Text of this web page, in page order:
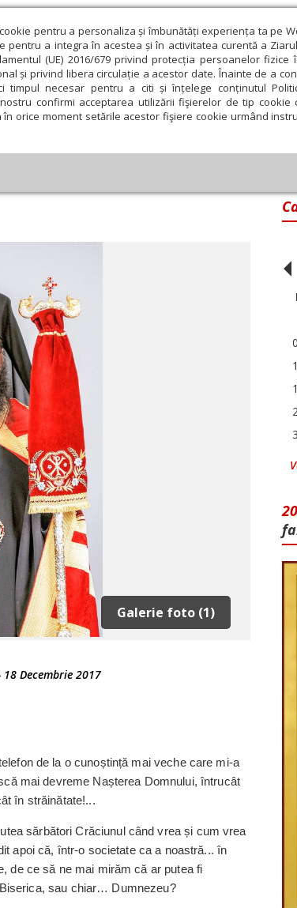
pentru a personaliza și îmbunătăți experiența ta pe
pentru a integra în acestea și în activitatea curentă a
(UE) 2016/679 privind protecția persoanelor fizice
și privind libera circulație a acestor date. Înainte de a
timpul necesar pentru a citi și înțelege conținutul
confirmi acceptarea utilizării fişierelor de tip cookie
orice moment setările acestor fişiere cookie urmând
Comunicate de presă Documentar
Educaţie și Cultură Societate
Galerie foto (1)
18 Decembrie 2017
de la o cunoștință mai veche care mi-a
mai devreme Nașterea Domnului, întrucât
în stră­inătate!...
sărbători Crăciunul când vrea și cum vrea
apoi că, ­într-o societate ca a noastră... în
de ce să ne mai mirăm că ar putea fi
sau chiar… Dumnezeu?
‹